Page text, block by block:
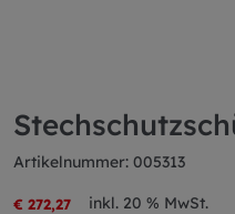
Artikelnummer: 005313
€ 272,27 inkl. 20 % MwSt.